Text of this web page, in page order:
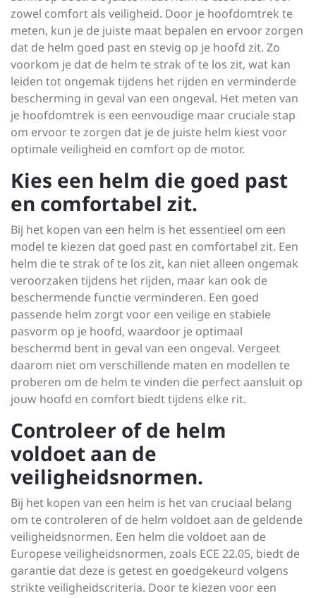
zowel comfort als veiligheid. Door je hoofdomtrek te
meten, kun je de juiste maat bepalen en ervoor zorgen
dat de helm goed past en stevig op je hoofd zit. Zo
voorkom je dat de helm te strak of te los zit, wat kan
leiden tot ongemak tijdens het rijden en verminderde
bescherming in geval van een ongeval. Het meten van
je hoofdomtrek is een eenvoudige maar cruciale stap
om ervoor te zorgen dat je de juiste helm kiest voor
optimale veiligheid en comfort op de motor.
Kies een helm die goed past
en comfortabel zit.
Bij het kopen van een helm is het essentieel om een
model te kiezen dat goed past en comfortabel zit. Een
helm die te strak of te los zit, kan niet alleen ongemak
veroorzaken tijdens het rijden, maar kan ook de
beschermende functie verminderen. Een goed
passende helm zorgt voor een veilige en stabiele
pasvorm op je hoofd, waardoor je optimaal
beschermd bent in geval van een ongeval. Vergeet
daarom niet om verschillende maten en modellen te
proberen om de helm te vinden die perfect aansluit op
jouw hoofd en comfort biedt tijdens elke rit.
Controleer of de helm
voldoet aan de
veiligheidsnormen.
Bij het kopen van een helm is het van cruciaal belang
om te controleren of de helm voldoet aan de geldende
veiligheidsnormen. Een helm die voldoet aan de
Europese veiligheidsnormen, zoals ECE 22.05, biedt de
garantie dat deze is getest en goedgekeurd volgens
strikte veiligheidscriteria. Door te kiezen voor een